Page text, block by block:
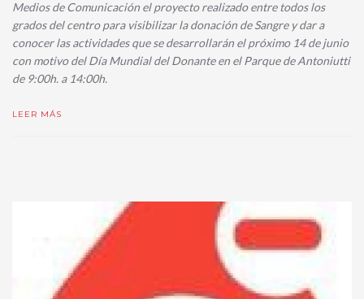
Medios de Comunicación el proyecto realizado entre todos los
grados del centro para visibilizar la donación de Sangre y dar a
conocer las actividades que se desarrollarán el próximo 14 de junio
con motivo del Día Mundial del Donante en el Parque de Antoniutti
de 9:00h. a 14:00h.
LEER MÁS